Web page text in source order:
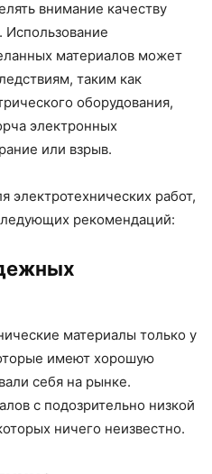
внимание качеству
Использование
материалов может
таким как
оборудования,
электронных
или взрыв.
электротехнических работ,
рекомендаций:
материалы только у
имеют хорошую
себя на рынке.
с подозрительно низкой
ничего неизвестно.